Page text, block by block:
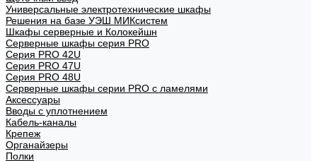
Универсальные электротехнические шкафы
Решения на базе УЭШ МИКсистем
Шкафы серверные и Колокейшн
Серверные шкафы серия PRO
Серия PRO 42U
Серия PRO 47U
Серия PRO 48U
Серверные шкафы серии PRO с ламелями
Аксессуары
Вводы с уплотнением
Кабель-каналы
Крепеж
Органайзеры
Полки